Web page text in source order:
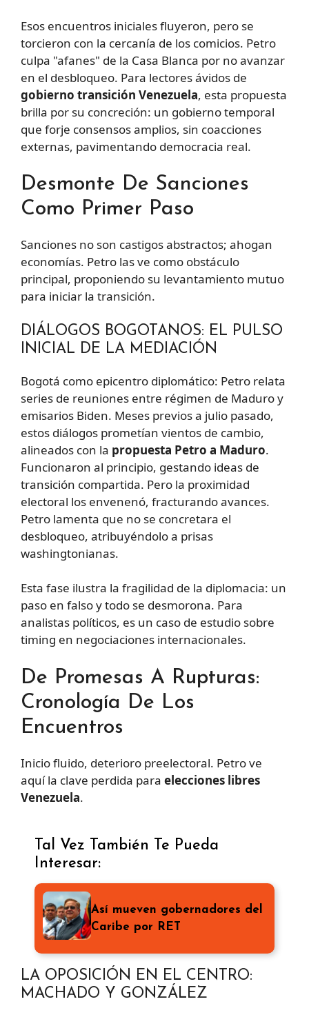
Esos encuentros iniciales fluyeron, pero se
torcieron con la cercanía de los comicios. Petro
culpa "afanes" de la Casa Blanca por no avanzar
en el desbloqueo. Para lectores ávidos de
gobierno transición Venezuela, esta propuesta
brilla por su concreción: un gobierno temporal
que forje consensos amplios, sin coacciones
externas, pavimentando democracia real.
Desmonte De Sanciones
Como Primer Paso
Sanciones no son castigos abstractos; ahogan
economías. Petro las ve como obstáculo
principal, proponiendo su levantamiento mutuo
para iniciar la transición.
DIÁLOGOS BOGOTANOS: EL PULSO
INICIAL DE LA MEDIACIÓN
Bogotá como epicentro diplomático: Petro relata
series de reuniones entre régimen de Maduro y
emisarios Biden. Meses previos a julio pasado,
estos diálogos prometían vientos de cambio,
alineados con la propuesta Petro a Maduro.
Funcionaron al principio, gestando ideas de
transición compartida. Pero la proximidad
electoral los envenenó, fracturando avances.
Petro lamenta que no se concretara el
desbloqueo, atribuyéndolo a prisas
washingtonianas.
Esta fase ilustra la fragilidad de la diplomacia: un
paso en falso y todo se desmorona. Para
analistas políticos, es un caso de estudio sobre
timing en negociaciones internacionales.
De Promesas A Rupturas:
Cronología De Los
Encuentros
Inicio fluido, deterioro preelectoral. Petro ve
aquí la clave perdida para elecciones libres
Venezuela.
Tal Vez También Te Pueda
Interesar:
Así mueven gobernadores del
Caribe por RET
LA OPOSICIÓN EN EL CENTRO:
MACHADO Y GONZÁLEZ